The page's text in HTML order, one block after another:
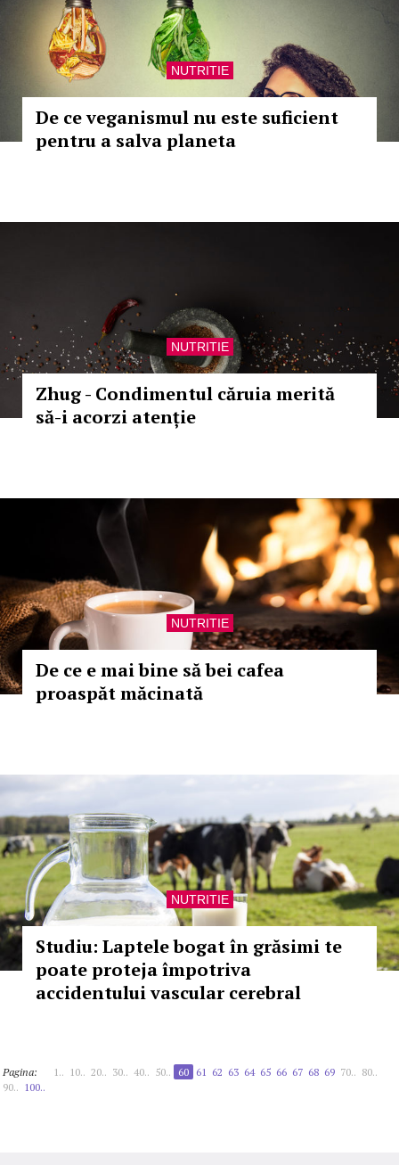
NUTRITIE
De ce veganismul nu este suficient
pentru a salva planeta
NUTRITIE
Zhug - Condimentul căruia merită
să-i acorzi atenție
NUTRITIE
De ce e mai bine să bei cafea
proaspăt măcinată
NUTRITIE
Studiu: Laptele bogat în grăsimi te
poate proteja împotriva
accidentului vascular cerebral
Pagina: 1.. 10.. 20.. 30.. 40.. 50.. 60 61 62 63 64 65 66 67 68 69 70.. 80..
90.. 100..